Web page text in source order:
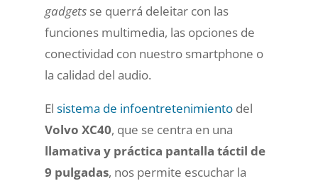
gadgets se querrá deleitar con las
funciones multimedia, las opciones de
conectividad con nuestro smartphone o
la calidad del audio.
El sistema de infoentretenimientodel
Volvo XC40, que se centra en una
llamativa y práctica pantalla táctil de
9 pulgadas, nos permite escuchar la